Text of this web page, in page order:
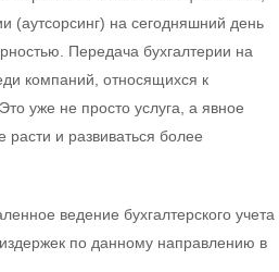
(аутсорсинг) на сегодняшний день
Передача бухгалтерии на
компаний, относящихся к
уже не просто услуга, а явное
и развиваться более
ведение бухгалтерского учета
по данному направлению в